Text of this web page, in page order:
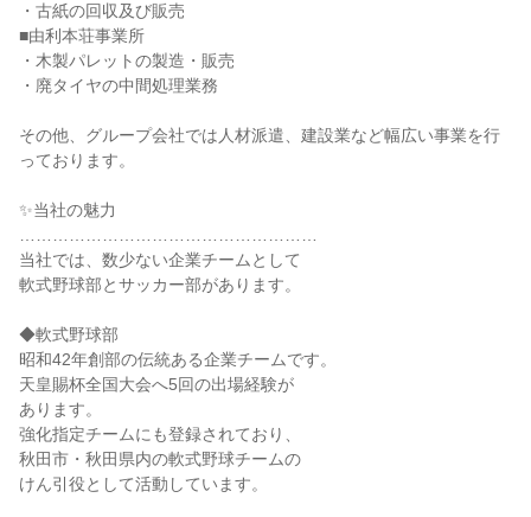
・古紙の回収及び販売
■由利本荘事業所
・木製パレットの製造・販売
・廃タイヤの中間処理業務
その他、グループ会社では人材派遣、建設業など幅広い事業を行
っております。
✨当社の魅力
当社では、数少ない企業チームとして
軟式野球部とサッカー部があります。
◆軟式野球部
昭和42年創部の伝統ある企業チームです。
天皇賜杯全国大会へ5回の出場経験が
あります。
強化指定チームにも登録されており、
秋田市・秋田県内の軟式野球チームの
けん引役として活動しています。